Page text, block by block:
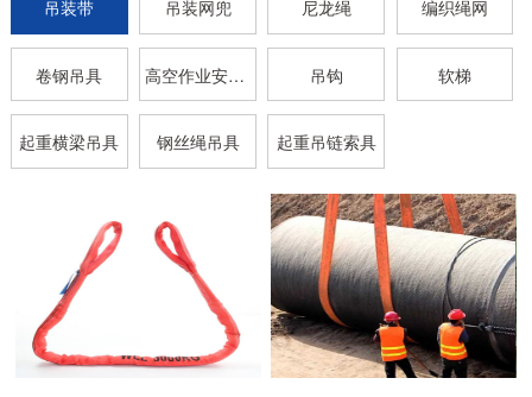
吊装带 吊装网兜 尼龙绳 编织绳网
卷钢吊具 高空作业安全带 吊钩 软梯
起重横梁吊具 钢丝绳吊具 起重吊链索具